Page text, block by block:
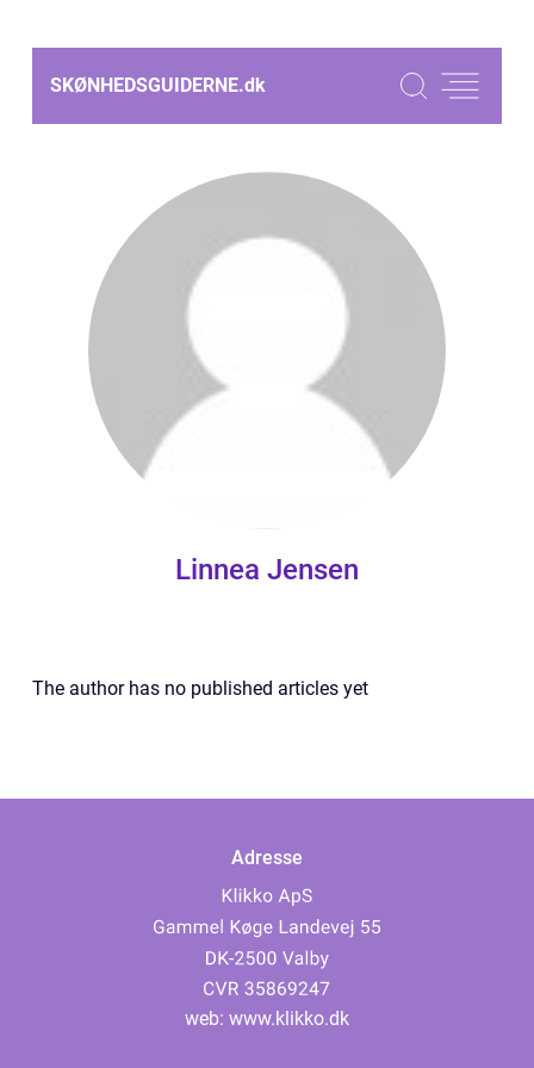
SKØNHEDSGUIDERNE.dk
Linnea Jensen
The author has no published articles yet
Adresse
web: www.klikko.dk